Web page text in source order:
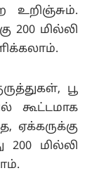
உறிஞ்சும்.
200 மில்லி
பூ
கூட்டமாக
ஏக்கருக்கு
200 மில்லி